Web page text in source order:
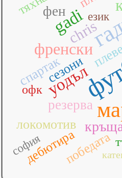
gadi
уодъл
френски
chris
резерва
фен
локомотив
сезони
спартак
дебютирапобедата
офк
език
софия